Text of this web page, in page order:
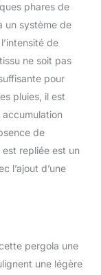
et de
tonnelle
tonelle
offre un
ses
un
vos
phares de
un système de
de
ne soit pas
pour
pluies, il est
de
repliée est un
l’ajout d’une
pergola une
une légère